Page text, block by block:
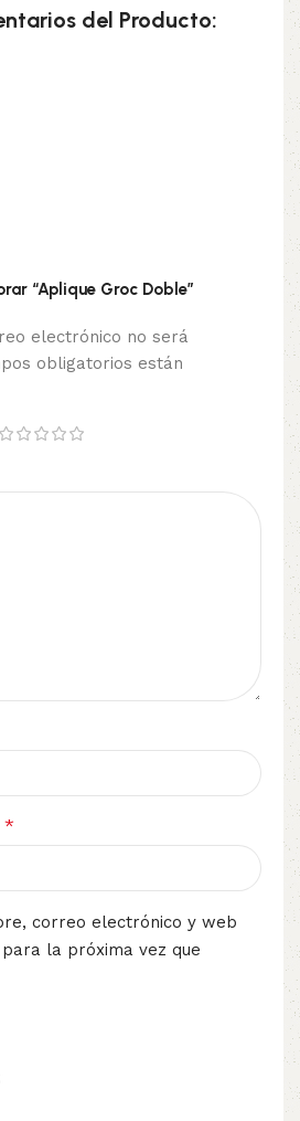
del Producto:
“Aplique Groc Doble”
electrónico no será
obligatorios están
*
correo electrónico y web
la próxima vez que